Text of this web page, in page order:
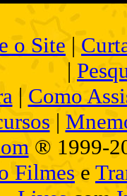
o Site |
|
| Como
|
® 1999-
Filmes e